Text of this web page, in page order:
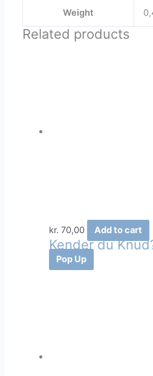
Weight
Related products
kr. 70,00 Add to cart
Kender du
Pop Up